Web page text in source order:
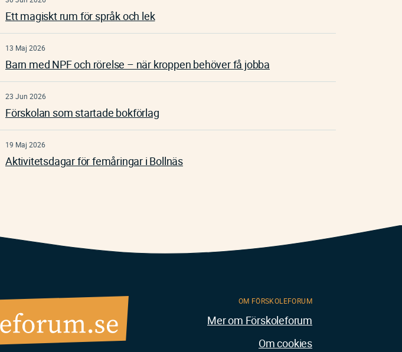
Ett magiskt rum för språk och lek
13 Maj 2026
Barn med NPF och rörelse – när kroppen behöver få jobba
23 Jun 2026
Förskolan som startade bokförlag
19 Maj 2026
Aktivitetsdagar för femåringar i Bollnäs
OM FÖRSKOLEFORUM
Mer om Förskoleforum
Om cookies